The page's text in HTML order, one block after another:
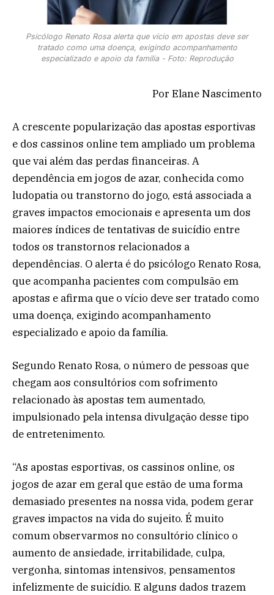
Psicólogo Renato Rosa alerta que vício em apostas deve ser
tratado como uma doença, exigindo acompanhamento
especializado e apoio da família - Foto: Reprodução
Por Elane Nascimento
A crescente popularização das apostas esportivas
e dos cassinos online tem ampliado um problema
que vai além das perdas financeiras. A
dependência em jogos de azar, conhecida como
ludopatia ou transtorno do jogo, está associada a
graves impactos emocionais e apresenta um dos
maiores índices de tentativas de suicídio entre
todos os transtornos relacionados a
dependências. O alerta é do psicólogo Renato Rosa,
que acompanha pacientes com compulsão em
apostas e afirma que o vício deve ser tratado como
uma doença, exigindo acompanhamento
especializado e apoio da família.
Segundo Renato Rosa, o número de pessoas que
chegam aos consultórios com sofrimento
relacionado às apostas tem aumentado,
impulsionado pela intensa divulgação desse tipo
de entretenimento.
“As apostas esportivas, os cassinos online, os
jogos de azar em geral que estão de uma forma
demasiado presentes na nossa vida, podem gerar
graves impactos na vida do sujeito. É muito
comum observarmos no consultório clínico o
aumento de ansiedade, irritabilidade, culpa,
vergonha, sintomas intensivos, pensamentos
infelizmente de suicídio. E alguns dados trazem